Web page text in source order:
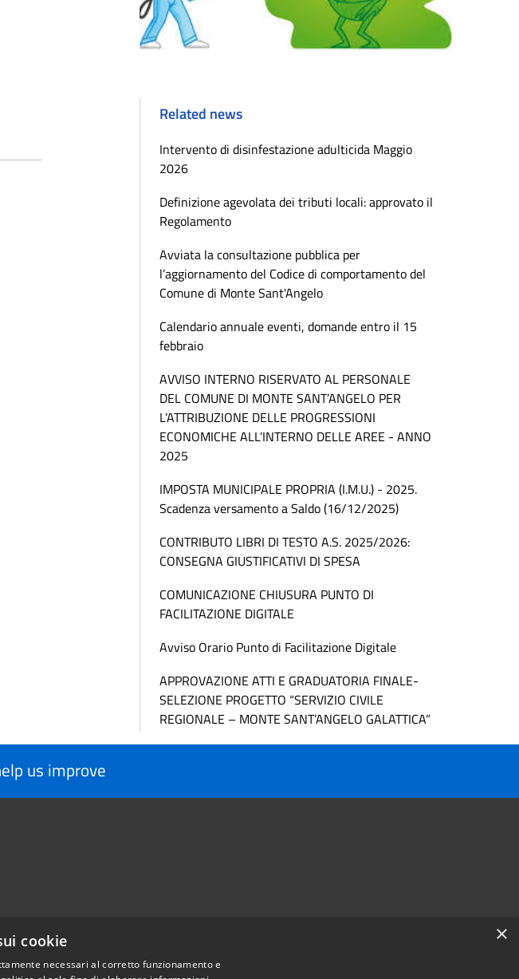
Related news
Intervento di disinfestazione adulticida Maggio
2026
Definizione agevolata dei tributi locali: approvato il
Regolamento
Avviata la consultazione pubblica per
l’aggiornamento del Codice di comportamento del
Comune di Monte Sant'Angelo
Calendario annuale eventi, domande entro il 15
febbraio
AVVISO INTERNO RISERVATO AL PERSONALE
DEL COMUNE DI MONTE SANT’ANGELO PER
L’ATTRIBUZIONE DELLE PROGRESSIONI
ECONOMICHE ALL’INTERNO DELLE AREE - ANNO
2025
IMPOSTA MUNICIPALE PROPRIA (I.M.U.) - 2025.
Scadenza versamento a Saldo (16/12/2025)
CONTRIBUTO LIBRI DI TESTO A.S. 2025/2026:
CONSEGNA GIUSTIFICATIVI DI SPESA
COMUNICAZIONE CHIUSURA PUNTO DI
FACILITAZIONE DIGITALE
Avviso Orario Punto di Facilitazione Digitale
APPROVAZIONE ATTI E GRADUATORIA FINALE-
SELEZIONE PROGETTO “SERVIZIO CIVILE
REGIONALE – MONTE SANT’ANGELO GALATTICA”
us improve
×
cookie
necessari al corretto funzionamento e